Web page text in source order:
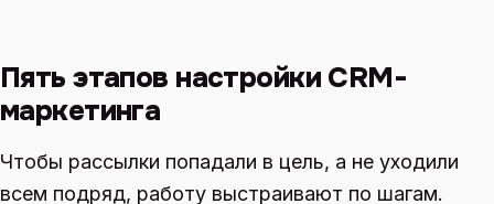
Пять этапов настройки CRM-
маркетинга
Чтобы рассылки попадали в цель, а не уходили
всем подряд, работу выстраивают по шагам.